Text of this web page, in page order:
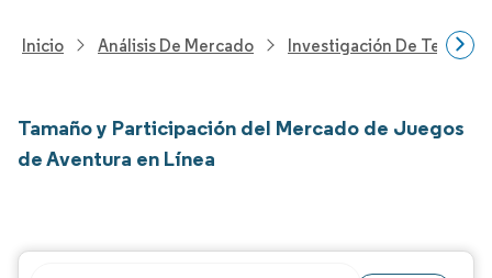
Inicio Análisis De Mercado Investigación De
Tamaño y Participación del Mercado de Juegos
de Aventura en Línea